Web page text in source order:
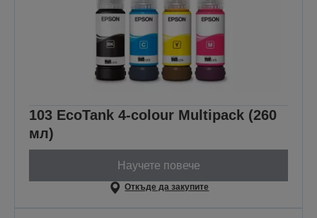
103 EcoTank 4-colour Multipack (260
мл)
Научете повече
Откъде да закупите